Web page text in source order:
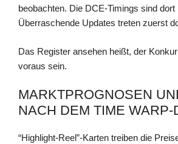
beobachten. Die DCE-Timings sind
Überraschende Updates treten zuerst
Das Register ansehen heißt, der
voraus sein.
MARKTPROGNOSEN
NACH DEM TIME WARP-
“Highlight-Reel”-Karten treiben die